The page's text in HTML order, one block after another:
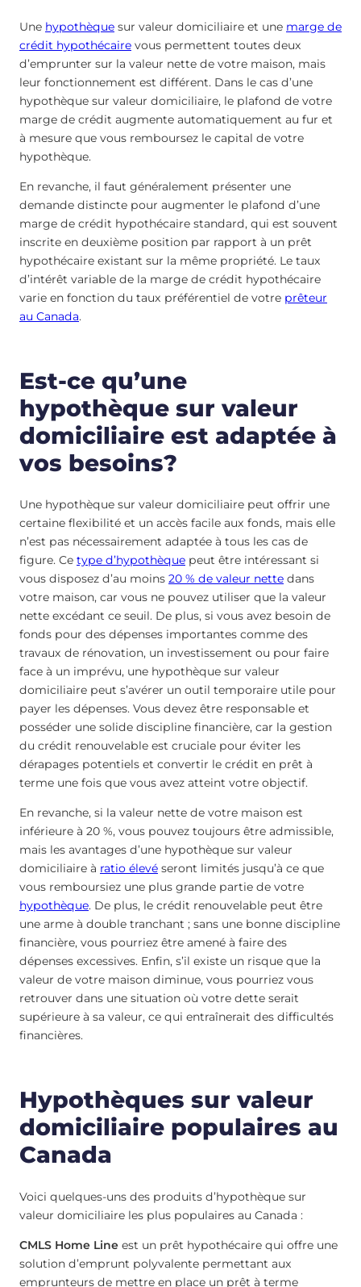
Une hypothèque sur valeur domiciliaire et une marge de
crédit hypothécaire vous permettent toutes deux
d’emprunter sur la valeur nette de votre maison, mais
leur fonctionnement est différent. Dans le cas d’une
hypothèque sur valeur domiciliaire, le plafond de votre
marge de crédit augmente automatiquement au fur et
à mesure que vous remboursez le capital de votre
hypothèque.
En revanche, il faut généralement présenter une
demande distincte pour augmenter le plafond d’une
marge de crédit hypothécaire standard, qui est souvent
inscrite en deuxième position par rapport à un prêt
hypothécaire existant sur la même propriété. Le taux
d’intérêt variable de la marge de crédit hypothécaire
varie en fonction du taux préférentiel de votre prêteur
au Canada.
Est-ce qu’une
hypothèque sur valeur
domiciliaire est adaptée à
vos besoins?
Une hypothèque sur valeur domiciliaire peut offrir une
certaine flexibilité et un accès facile aux fonds, mais elle
n’est pas nécessairement adaptée à tous les cas de
figure. Ce type d’hypothèque peut être intéressant si
vous disposez d’au moins 20 % de valeur nette dans
votre maison, car vous ne pouvez utiliser que la valeur
nette excédant ce seuil. De plus, si vous avez besoin de
fonds pour des dépenses importantes comme des
travaux de rénovation, un investissement ou pour faire
face à un imprévu, une hypothèque sur valeur
domiciliaire peut s’avérer un outil temporaire utile pour
payer les dépenses. Vous devez être responsable et
posséder une solide discipline financière, car la gestion
du crédit renouvelable est cruciale pour éviter les
dérapages potentiels et convertir le crédit en prêt à
terme une fois que vous avez atteint votre objectif.
En revanche, si la valeur nette de votre maison est
inférieure à 20 %, vous pouvez toujours être admissible,
mais les avantages d’une hypothèque sur valeur
domiciliaire à ratio élevé seront limités jusqu’à ce que
vous remboursiez une plus grande partie de votre
hypothèque. De plus, le crédit renouvelable peut être
une arme à double tranchant ; sans une bonne discipline
financière, vous pourriez être amené à faire des
dépenses excessives. Enfin, s’il existe un risque que la
valeur de votre maison diminue, vous pourriez vous
retrouver dans une situation où votre dette serait
supérieure à sa valeur, ce qui entraînerait des difficultés
financières.
Hypothèques sur valeur
domiciliaire populaires au
Canada
Voici quelques-uns des produits d’hypothèque sur
valeur domiciliaire les plus populaires au Canada :
CMLS Home Line est un prêt hypothécaire qui offre une
solution d’emprunt polyvalente permettant aux
emprunteurs de mettre en place un prêt à terme